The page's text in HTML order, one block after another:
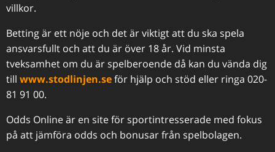
villkor.
Betting är ett nöje och det är viktigt att du ska spela
ansvarsfullt och att du är över 18 år. Vid minsta
tveksamhet om du är spelberoende då kan du vända dig
till www.stodlinjen.seför hjälp och stöd eller ringa 020-
81 91 00.
Odds Online är en site för sportintresserade med fokus
på att jämföra odds och bonusar från spelbolagen.